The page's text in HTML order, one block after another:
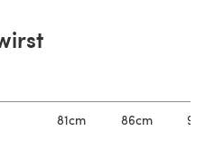
81cm 86cm